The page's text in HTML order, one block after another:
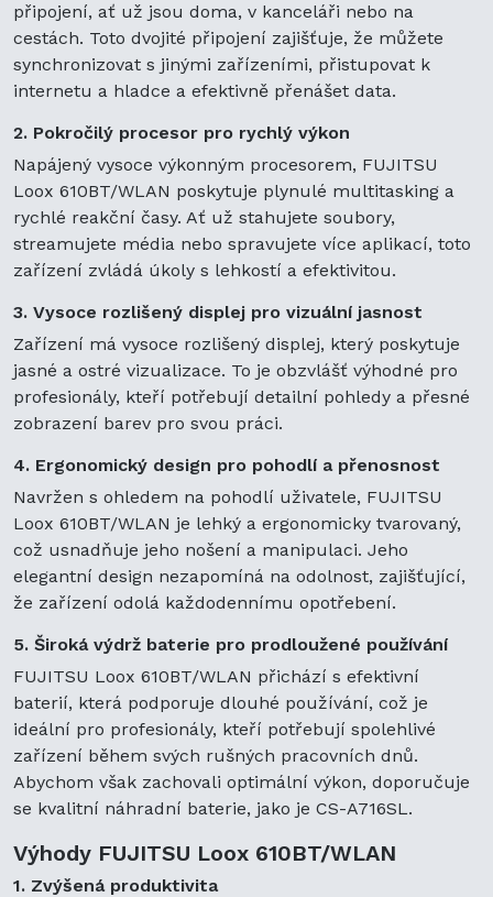
připojení, ať už jsou doma, v kanceláři nebo na
cestách. Toto dvojité připojení zajišťuje, že můžete
synchronizovat s jinými zařízeními, přistupovat k
internetu a hladce a efektivně přenášet data.
2. Pokročilý procesor pro rychlý výkon
Napájený vysoce výkonným procesorem, FUJITSU
Loox 610BT/WLAN poskytuje plynulé multitasking a
rychlé reakční časy. Ať už stahujete soubory,
streamujete média nebo spravujete více aplikací, toto
zařízení zvládá úkoly s lehkostí a efektivitou.
3. Vysoce rozlišený displej pro vizuální jasnost
Zařízení má vysoce rozlišený displej, který poskytuje
jasné a ostré vizualizace. To je obzvlášť výhodné pro
profesionály, kteří potřebují detailní pohledy a přesné
zobrazení barev pro svou práci.
4. Ergonomický design pro pohodlí a přenosnost
Navržen s ohledem na pohodlí uživatele, FUJITSU
Loox 610BT/WLAN je lehký a ergonomicky tvarovaný,
což usnadňuje jeho nošení a manipulaci. Jeho
elegantní design nezapomíná na odolnost, zajišťující,
že zařízení odolá každodennímu opotřebení.
5. Široká výdrž baterie pro prodloužené používání
FUJITSU Loox 610BT/WLAN přichází s efektivní
baterií, která podporuje dlouhé používání, což je
ideální pro profesionály, kteří potřebují spolehlivé
zařízení během svých rušných pracovních dnů.
Abychom však zachovali optimální výkon, doporučuje
se kvalitní náhradní baterie, jako je CS-A716SL.
Výhody FUJITSU Loox 610BT/WLAN
1. Zvýšená produktivita